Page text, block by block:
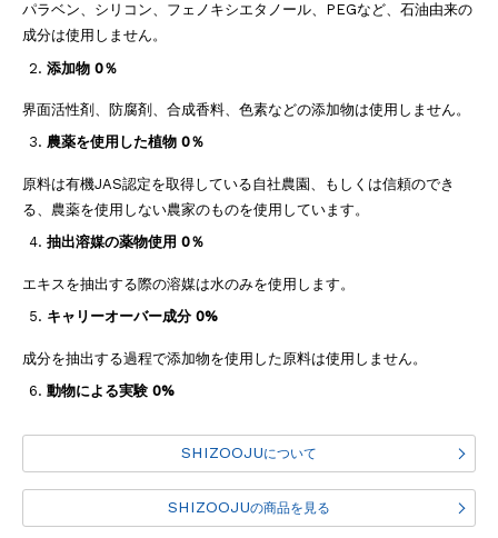
パラベン、シリコン、フェノキシエタノール、PEGなど、石油由来の
成分は使用しません。
添加物 0％
界面活性剤、防腐剤、合成香料、色素などの添加物は使用しません。
農薬を使用した植物 0％
原料は有機JAS認定を取得している自社農園、もしくは信頼のでき
る、農薬を使用しない農家のものを使用しています。
抽出溶媒の薬物使用 0％
エキスを抽出する際の溶媒は水のみを使用します。
キャリーオーバー成分 0%
成分を抽出する過程で添加物を使用した原料は使用しません。
動物による実験 0%
SHIZOOJUについて
SHIZOOJUの商品を見る